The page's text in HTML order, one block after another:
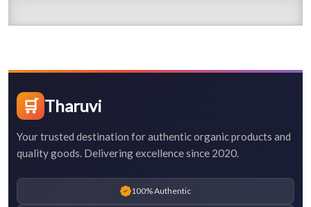
🛒 Tharuvi
Your trusted destination for authentic organic products and
quality goods. Delivering excellence since 2020.
100% Authentic